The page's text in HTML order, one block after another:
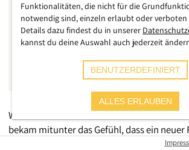
Wer kürzlich Marcel Haraszti im Ö1-
bekam mitunter das Gefühl, dass ein neuer
Wir sind das
Funktionalitäten, die nicht für die
notwendig sind, einzeln erlaubt oder verboten
Details dazu findest du in unserer
kannst du deine Auswahl auch jederzeit
BENUTZERDEFINIERT
ALLES ERLAUBEN